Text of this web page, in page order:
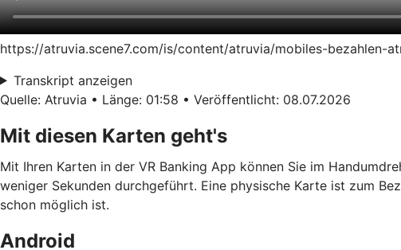
https://atruvia.scene7.com/is/content/atruvia/mobiles-bezahlen-
Transkript anzeigen
Quelle: Atruvia • Länge: 01:58 • Veröffentlicht: 08.07.2026
Mit diesen Karten geht's
Mit Ihren Karten in der VR Banking App können Sie im
weniger Sekunden durchgeführt. Eine physische Karte ist zum
schon möglich ist.
Android